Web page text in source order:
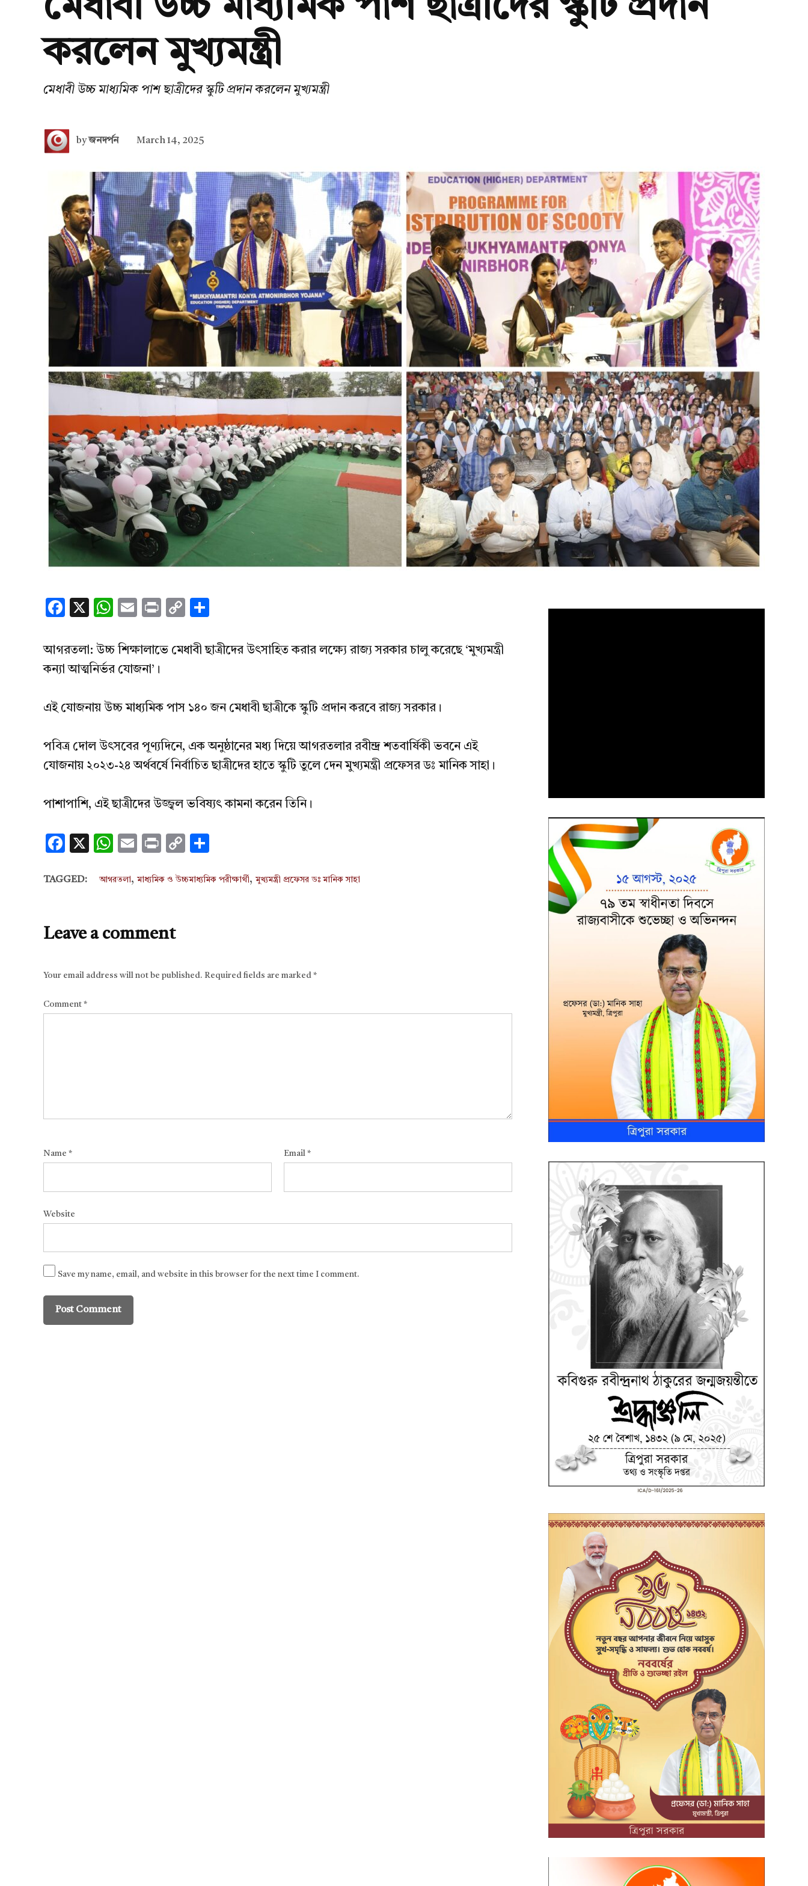
মেধাবী উচ্চ মাধ্যমিক পাশ ছাত্রীদের স্কুটি প্রদান
করলেন মুখ্যমন্ত্রী
মেধাবী উচ্চ মাধ্যমিক পাশ ছাত্রীদের স্কুটি প্রদান করলেন মুখ্যমন্ত্রী
byজনদর্পন March 14, 2025
Facebook
X WhatsApp
EmailPrintCopy
আগরতলা: উচ্চ শিক্ষালাভে মেধাবী ছাত্রীদের উৎসাহিত করার লক্ষ্যে রাজ্য সরকার চালু করেছে ‘মুখ্যমন্ত্রী
কন্যা আত্মনির্ভর যোজনা’।
এই যোজনায় উচ্চ মাধ্যমিক পাস ১৪০ জন মেধাবী ছাত্রীকে স্কুটি প্রদান করবে রাজ্য সরকার।
পবিত্র দোল উৎসবের পূণ্যদিনে, এক অনুষ্ঠানের মধ্য দিয়ে আগরতলার রবীন্দ্র শতবার্ষিকী ভবনে এই
যোজনায় ২০২৩-২৪ অর্থবর্ষে নির্বাচিত ছাত্রীদের হাতে স্কুটি তুলে দেন মুখ্যমন্ত্রী প্রফেসর ডঃ মানিক সাহা।
পাশাপাশি, এই ছাত্রীদের উজ্জ্বল ভবিষ্যৎ কামনা করেন তিনি।
Facebook
X WhatsApp
EmailPrintCopy
TAGGED: আগরতলা ,মাধ্যমিক ও উচ্চমাধ্যমিক পরীক্ষার্থী ,মুখ্যমন্ত্রী প্রফেসর ডঃ মানিক সাহা
Leave a comment
Your email address will not be published. Required fields are marked *
Comment *
Name * Email *
Website
Save my name, email, and website in this browser for the next time I comment.